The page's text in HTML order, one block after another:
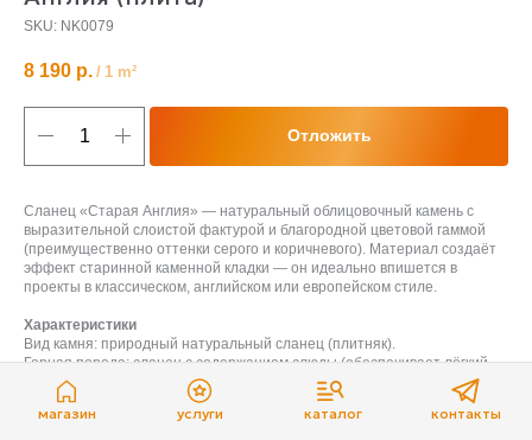
магазин услуги каталог контакты
SKU: NK0079
8 190 р. / 1 m²
Отложить
Сланец «Старая Англия» — натуральный облицовочный камень с
выразительной слоистой фактурой и благородной цветовой гаммой
(преимущественно оттенки серого и коричневого). Материал создаёт
эффект старинной каменной кладки — он идеально впишется в
проекты в классическом, английском или европейском стиле.
Характеристики
Вид камня: природный натуральный сланец (плитняк).
Горная порода: сланец с содержанием слюды (обеспечивает лёгкий
блеск).
Цвет: оттенки серого и коричневого, возможны вариации в пределах
одной партии (не является браком).